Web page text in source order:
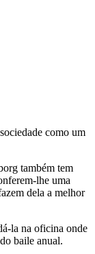
como um
também tem
lhe uma
dela a melhor
la na oficina onde
baile anual.